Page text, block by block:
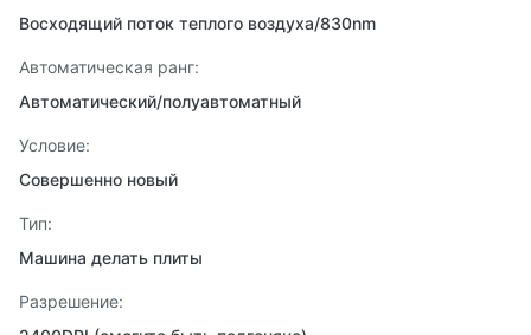
Восходящий поток теплого воздуха/830nm
Автоматическая ранг:
Автоматический/полуавтоматный
Условие:
Совершенно новый
Тип:
Машина делать плиты
Разрешение: